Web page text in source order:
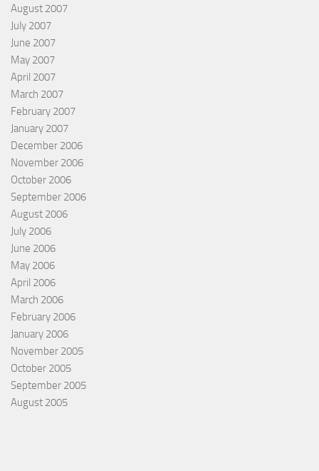
August 2007
July 2007
June 2007
May 2007
April 2007
March 2007
February 2007
January 2007
December 2006
November 2006
October 2006
September 2006
August 2006
July 2006
June 2006
May 2006
April 2006
March 2006
February 2006
January 2006
November 2005
October 2005
September 2005
August 2005